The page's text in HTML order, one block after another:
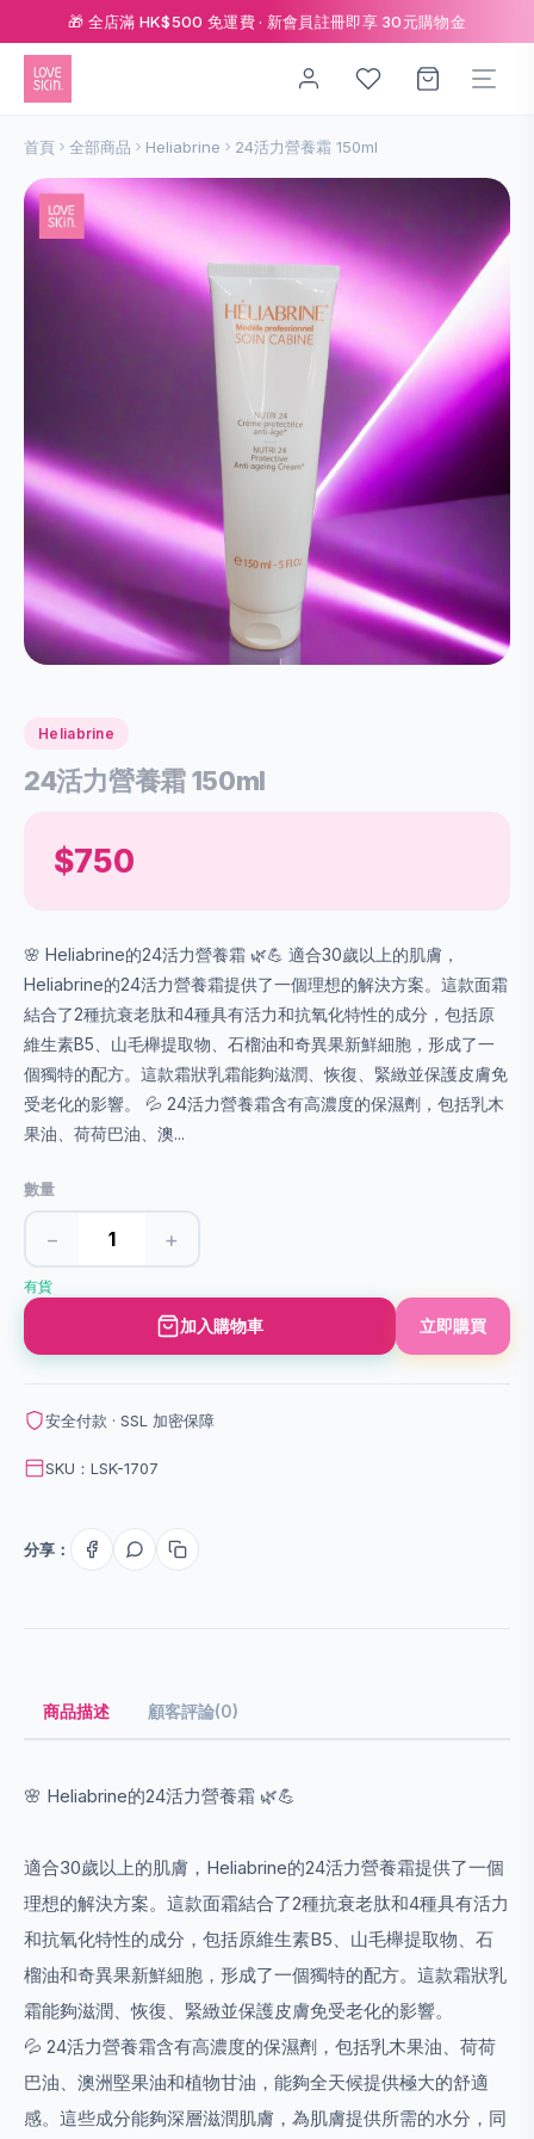
🎁 全店滿 HK$500 免運費 · 新會員註冊即享 30元購物金
首頁 全部商品 Heliabrine 24活力營養霜 150ml
Heliabrine
24活力營養霜 150ml
$750
🌸 Heliabrine的24活力營養霜 🌿💪 適合30歲以上的肌膚，
Heliabrine的24活力營養霜提供了一個理想的解決方案。這款面霜
結合了2種抗衰老肽和4種具有活力和抗氧化特性的成分，包括原
維生素B5、山毛櫸提取物、石榴油和奇異果新鮮細胞，形成了一
個獨特的配方。這款霜狀乳霜能夠滋潤、恢復、緊緻並保護皮膚免
受老化的影響。 💦 24活力營養霜含有高濃度的保濕劑，包括乳木
果油、荷荷巴油、澳...
數量
− +
有貨
加入購物車 立即購買
安全付款 · SSL 加密保障
SKU：LSK-1707
分享：
商品描述 顧客評論(0)
🌸 Heliabrine的24活力營養霜 🌿💪
適合30歲以上的肌膚，Heliabrine的24活力營養霜提供了一個
理想的解決方案。這款面霜結合了2種抗衰老肽和4種具有活力
和抗氧化特性的成分，包括原維生素B5、山毛櫸提取物、石
榴油和奇異果新鮮細胞，形成了一個獨特的配方。這款霜狀乳
霜能夠滋潤、恢復、緊緻並保護皮膚免受老化的影響。
💦 24活力營養霜含有高濃度的保濕劑，包括乳木果油、荷荷
巴油、澳洲堅果油和植物甘油，能夠全天候提供極大的舒適
感。這些成分能夠深層滋潤肌膚，為肌膚提供所需的水分，同